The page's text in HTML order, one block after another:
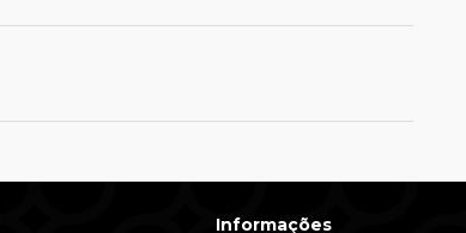
Informações